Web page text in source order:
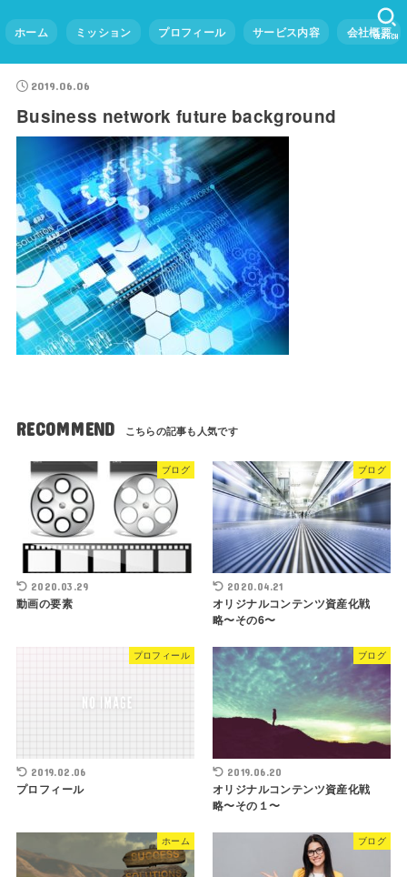
ホーム ミッション プロフィール サービス内容 会社概要
SEARCH
2019.06.06
Business network future background
RECOMMEND
ブログ
2020.03.29
動画の要素
ブログ
2020.04.21
オリジナルコンテンツ資産化戦
略〜その6〜
プロフィール
2019.02.06
プロフィール
ブログ
2019.06.20
オリジナルコンテンツ資産化戦
略〜その１〜
ホーム ブログ